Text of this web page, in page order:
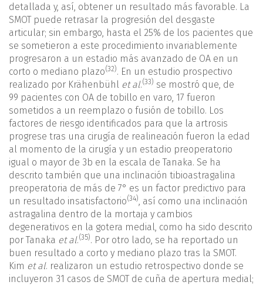
detallada y, así, obtener un resultado más favorable. La
SMOT puede retrasar la progresión del desgaste
articular; sin embargo, hasta el 25% de los pacientes que
se sometieron a este procedimiento invariablemente
progresaron a un estadio más avanzado de OA en un
corto o mediano plazo(32). En un estudio prospectivo
realizado por Krähenbühl et al.(33) se mostró que, de
99 pacientes con OA de tobillo en varo, 17 fueron
sometidos a un reemplazo o fusión de tobillo. Los
factores de riesgo identificados para que la artrosis
progrese tras una cirugía de realineación fueron la edad
al momento de la cirugía y un estadio preoperatorio
igual o mayor de 3b en la escala de Tanaka. Se ha
descrito también que una inclinación tibioastragalina
preoperatoria de más de 7° es un factor predictivo para
un resultado insatisfactorio(34), así como una inclinación
astragalina dentro de la mortaja y cambios
degenerativos en la gotera medial, como ha sido descrito
por Tanaka et al.(35). Por otro lado, se ha reportado un
buen resultado a corto y mediano plazo tras la SMOT.
Kim et al. realizaron un estudio retrospectivo donde se
incluyeron 31 casos de SMOT de cuña de apertura medial;